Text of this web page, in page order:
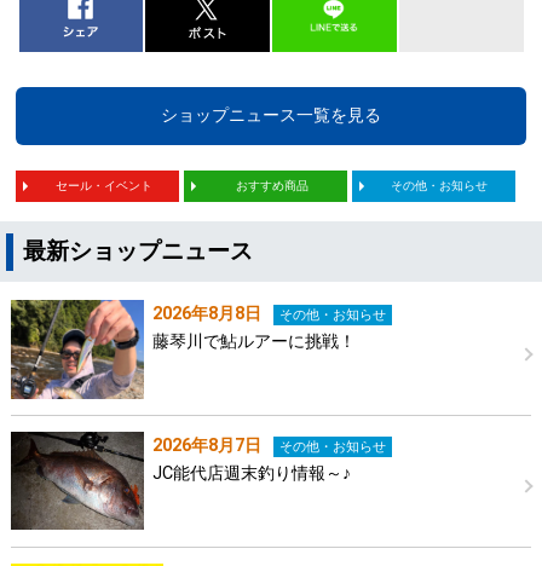
ショップニュース一覧を見る
セール・イベント おすすめ商品 その他・お知らせ
最新ショップニュース
2026年8月8日 その他・お知らせ
藤琴川で鮎ルアーに挑戦！
2026年8月7日 その他・お知らせ
JC能代店週末釣り情報～♪